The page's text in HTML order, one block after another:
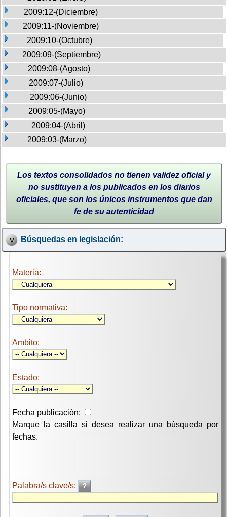
2009:12-(Diciembre)
2009:11-(Noviembre)
2009:10-(Octubre)
2009:09-(Septiembre)
2009:08-(Agosto)
2009:07-(Julio)
2009:06-(Junio)
2009:05-(Mayo)
2009:04-(Abril)
2009:03-(Marzo)
Los textos consolidados no tienen validez oficial y
no sustituyen a los publicados en los diarios
oficiales, que son los únicos instrumentos que dan
fe de su autenticidad
Búsquedas en legislación:
Materia:
Tipo normativa:
Ambito:
Estado:
Fecha publicación:
Marque la casilla si desea realizar una búsqueda por
fechas.
Palabra/s clave/s: